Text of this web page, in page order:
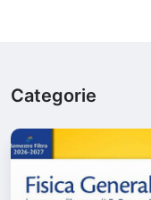
Categorie